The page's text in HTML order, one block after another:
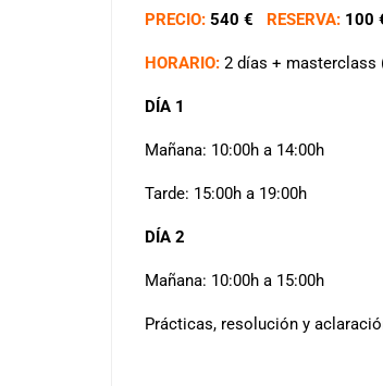
PRECIO: 540 € RESERVA: 100
HORARIO: 2 días + masterclass
DÍA 1
Mañana: 10:00h a 14:00h
Tarde: 15:00h a 19:00h
DÍA 2
Mañana: 10:00h a 15:00h
Prácticas, resolución y